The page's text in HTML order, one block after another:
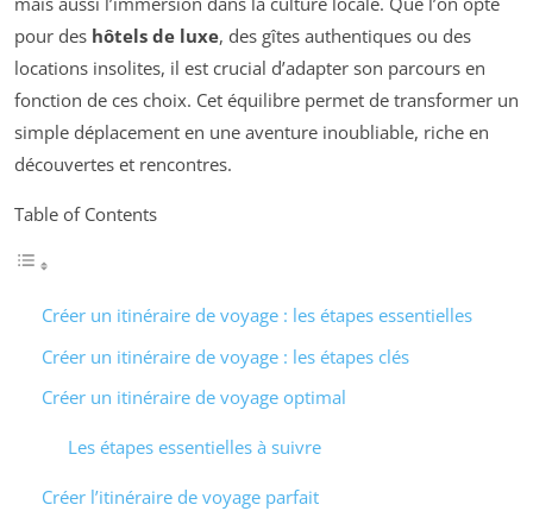
pour des hôtels de luxe, des gîtes authentiques ou des
locations insolites, il est crucial d’adapter son parcours en
fonction de ces choix. Cet équilibre permet de transformer un
simple déplacement en une aventure inoubliable, riche en
découvertes et rencontres.
Table of Contents
Créer un itinéraire de voyage : les étapes essentielles
Créer un itinéraire de voyage : les étapes clés
Créer un itinéraire de voyage optimal
Les étapes essentielles à suivre
Créer l’itinéraire de voyage parfait